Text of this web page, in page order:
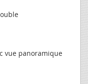
vue panoramique